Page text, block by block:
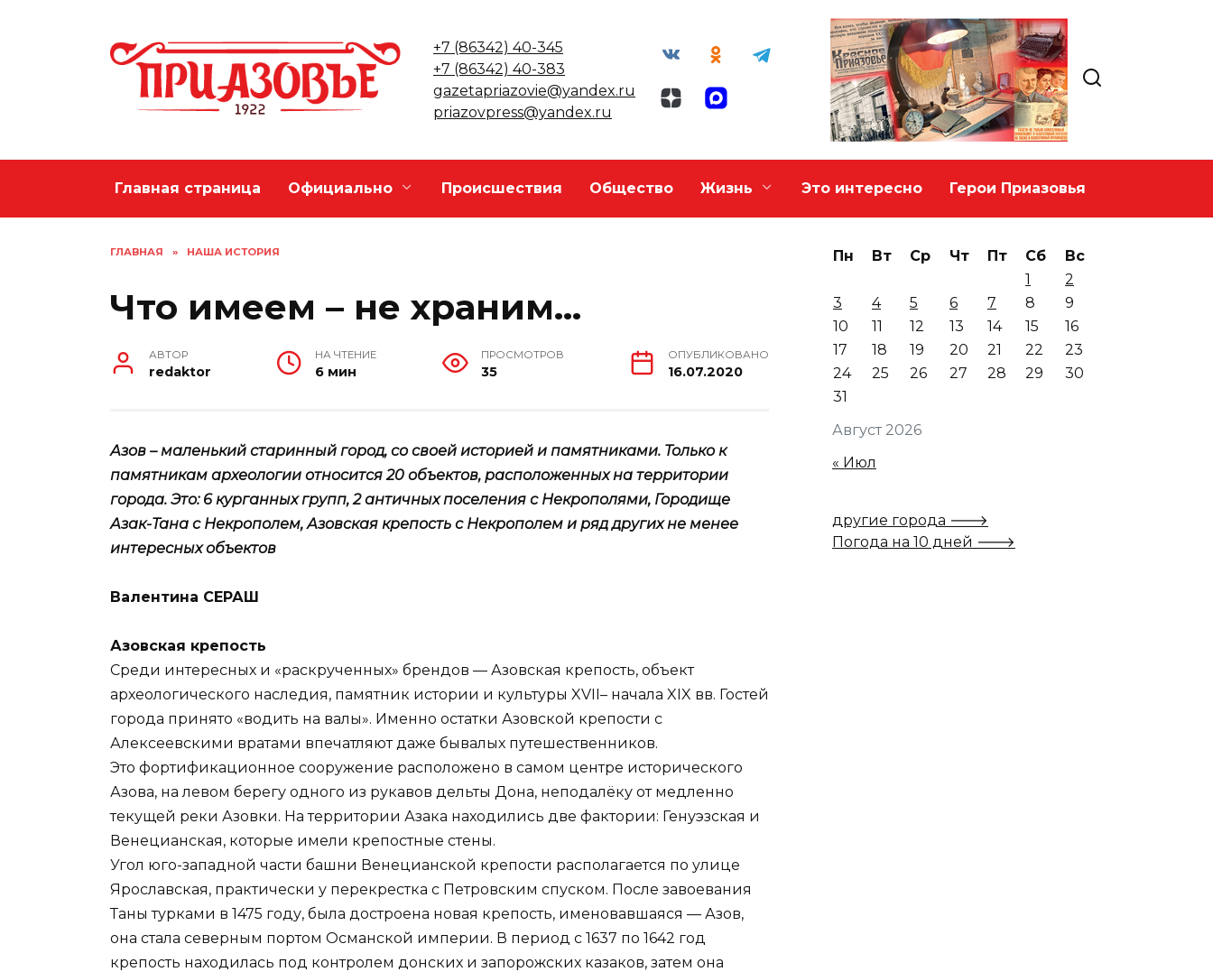
+7 (86342) 40-345
+7 (86342) 40-383
gazetapriazovie@yandex.ru
priazovpress@yandex.ru
Главная страница Официально Происшествия Общество Жизнь Это интересно Герои Приазовья
ГЛАВНАЯ » НАША ИСТОРИЯ
Что имеем – не храним…
АВТОР
redaktor
НА ЧТЕНИЕ
6 мин
ПРОСМОТРОВ
35
ОПУБЛИКОВАНО
16.07.2020
Азов – маленький старинный город, со своей историей и памятниками. Только к
памятникам археологии относится 20 объектов, расположенных на территории
города. Это: 6 курганных групп, 2 античных поселения с Некрополями, Городище
Азак-Тана с Некрополем, Азовская крепость с Некрополем и ряд других не менее
интересных объектов
Валентина СЕРАШ
Азовская крепость
Среди интересных и «раскрученных» брендов — Азовская крепость, объект
археологического наследия, памятник истории и культуры XVII– начала XIX вв. Гостей
города принято «водить на валы». Именно остатки Азовской крепости с
Алексеевскими вратами впечатляют даже бывалых путешественников.
Это фортификационное сооружение расположено в самом центре исторического
Азова, на левом берегу одного из рукавов дельты Дона, неподалёку от медленно
текущей реки Азовки. На территории Азака находились две фактории: Генуэзская и
Венецианская, которые имели крепостные стены.
Угол юго-западной части башни Венецианской крепости располагается по улице
Ярославская, практически у перекрестка с Петровским спуском. После завоевания
Таны турками в 1475 году, была достроена новая крепость, именовавшаяся — Азов,
она стала северным портом Османской империи. В период с 1637 по 1642 год
крепость находилась под контролем донских и запорожских казаков, затем она
Август 2026
Пн Вт Ср Чт Пт Сб
Вс
1
2
3
4 5 6 7 8
9
10
11 12 13 14 15
16
17
18 19 20 21 22
23
24
25 26 27 28 29
30
31
« Июл
другие города 🡒
Погода на 10 дней 🡒